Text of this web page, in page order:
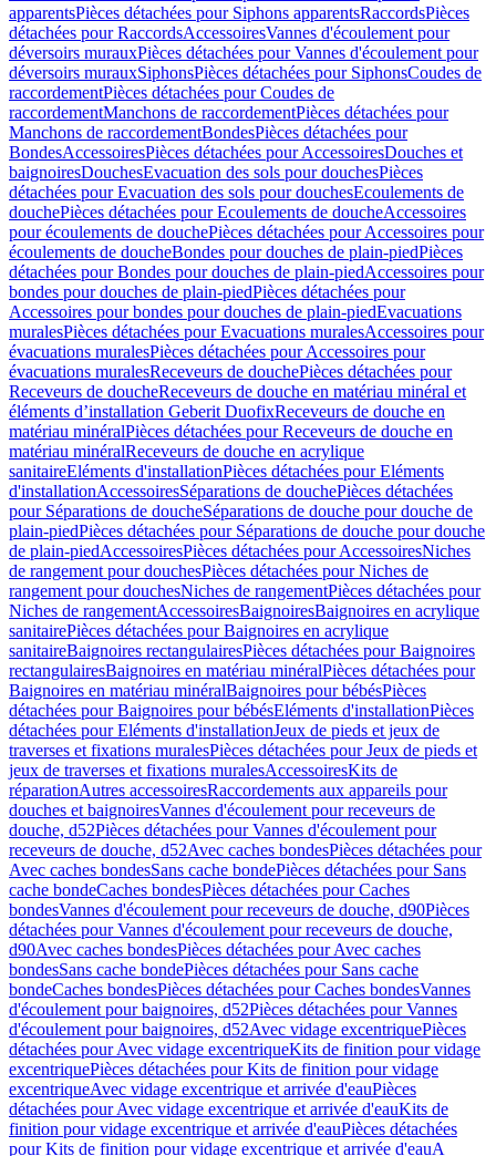
apparentsPièces détachées pour Siphons apparentsRaccordsPièces
détachées pour RaccordsAccessoiresVannes d'écoulement pour
déversoirs murauxPièces détachées pour Vannes d'écoulement pour
déversoirs murauxSiphonsPièces détachées pour SiphonsCoudes de
raccordementPièces détachées pour Coudes de
raccordementManchons de raccordementPièces détachées pour
Manchons de raccordementBondesPièces détachées pour
BondesAccessoiresPièces détachées pour AccessoiresDouches et
baignoiresDouchesEvacuation des sols pour douchesPièces
détachées pour Evacuation des sols pour douchesEcoulements de
douchePièces détachées pour Ecoulements de doucheAccessoires
pour écoulements de douchePièces détachées pour Accessoires pour
écoulements de doucheBondes pour douches de plain-piedPièces
détachées pour Bondes pour douches de plain-piedAccessoires pour
bondes pour douches de plain-piedPièces détachées pour
Accessoires pour bondes pour douches de plain-piedEvacuations
muralesPièces détachées pour Evacuations muralesAccessoires pour
évacuations muralesPièces détachées pour Accessoires pour
évacuations muralesReceveurs de douchePièces détachées pour
Receveurs de doucheReceveurs de douche en matériau minéral et
éléments d’installation Geberit DuofixReceveurs de douche en
matériau minéralPièces détachées pour Receveurs de douche en
matériau minéralReceveurs de douche en acrylique
sanitaireEléments d'installationPièces détachées pour Eléments
d'installationAccessoiresSéparations de douchePièces détachées
pour Séparations de doucheSéparations de douche pour douche de
plain-piedPièces détachées pour Séparations de douche pour douche
de plain-piedAccessoiresPièces détachées pour AccessoiresNiches
de rangement pour douchesPièces détachées pour Niches de
rangement pour douchesNiches de rangementPièces détachées pour
Niches de rangementAccessoiresBaignoiresBaignoires en acrylique
sanitairePièces détachées pour Baignoires en acrylique
sanitaireBaignoires rectangulairesPièces détachées pour Baignoires
rectangulairesBaignoires en matériau minéralPièces détachées pour
Baignoires en matériau minéralBaignoires pour bébésPièces
détachées pour Baignoires pour bébésEléments d'installationPièces
détachées pour Eléments d'installationJeux de pieds et jeux de
traverses et fixations muralesPièces détachées pour Jeux de pieds et
jeux de traverses et fixations muralesAccessoiresKits de
réparationAutres accessoiresRaccordements aux appareils pour
douches et baignoiresVannes d'écoulement pour receveurs de
douche, d52Pièces détachées pour Vannes d'écoulement pour
receveurs de douche, d52Avec caches bondesPièces détachées pour
Avec caches bondesSans cache bondePièces détachées pour Sans
cache bondeCaches bondesPièces détachées pour Caches
bondesVannes d'écoulement pour receveurs de douche, d90Pièces
détachées pour Vannes d'écoulement pour receveurs de douche,
d90Avec caches bondesPièces détachées pour Avec caches
bondesSans cache bondePièces détachées pour Sans cache
bondeCaches bondesPièces détachées pour Caches bondesVannes
d'écoulement pour baignoires, d52Pièces détachées pour Vannes
d'écoulement pour baignoires, d52Avec vidage excentriquePièces
détachées pour Avec vidage excentriqueKits de finition pour vidage
excentriquePièces détachées pour Kits de finition pour vidage
excentriqueAvec vidage excentrique et arrivée d'eauPièces
détachées pour Avec vidage excentrique et arrivée d'eauKits de
finition pour vidage excentrique et arrivée d'eauPièces détachées
pour Kits de finition pour vidage excentrique et arrivée d'eauA